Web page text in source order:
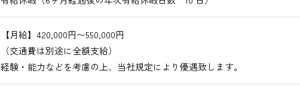
【月給】420,000円〜550,000円
（交通費は別途に全額支給）
経験・能力などを考慮の上、当社規定により優遇致します。